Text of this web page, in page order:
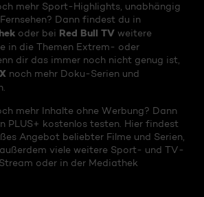
mehr Sport-Highlights, unabhängig
Dann findest du in
oder bei Red Bull TV weitere
in die Themen Extrem- oder
dir das immer noch nicht genug ist,
noch mehr Doku-Serien und
mehr Inhalte ohne Werbung? Dann
PLUS+ kostenlos testen. Hier findest
Angebot beliebter Filme und Serien,
viele weitere Sport- und TV-
oder in der Mediathek